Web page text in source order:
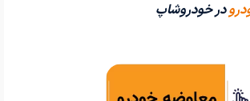
در خودروشاپ